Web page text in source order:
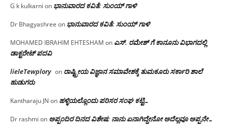
G k kulkarni on ಭಾನುವಾರದ ಕವಿತೆ: ಸುಂಯ್ ಗಾಳಿ
Dr Bhagyashree on ಭಾನುವಾರದ ಕವಿತೆ: ಸುಂಯ್ ಗಾಳಿ
MOHAMED IBRAHIM EHTESHAM on ಎಸ್. ರಮೇಶ್ ಗೆ ಕಾನೂನು ವಿಭಾಗದಲ್ಲಿ
ಡಾಕ್ಟರೇಟ್ ಪದವಿ
lieleTewplory on ರಾಷ್ಟ್ರೀಯ ವಿಜ್ಞಾನ ಸಮಾವೇಶಕ್ಕೆ‌ ತುಮಕೂರು ಸರ್ಕಾರಿ ಶಾಲೆ
ಹುಡುಗರು
Kantharaju JN on ಹಳ್ಳಿಯಲ್ಲೊಂದು ಪರಿಸರ ಸಂಘ ಕಟ್ಟಿ…
Dr rashmi on ಅಪ್ಪಂದಿರ ದಿನದ ವಿಶೇಷ: ನಾನು ಏನಾಗಿದ್ದೇನೋ‌ ಅದೆಲ್ಲವೂ ಅಪ್ಪನೇ…